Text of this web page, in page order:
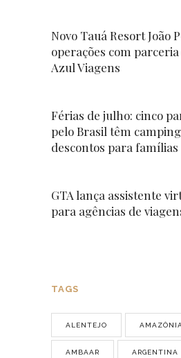
Novo Tauá Resort João
operações com
Azul Viagens
Férias de julho: cinco
pelo Brasil têm
descontos para famílias
GTA lança assistente
para agências de
TAGS
ALENTEJO
AMBAAR ARGENTINA